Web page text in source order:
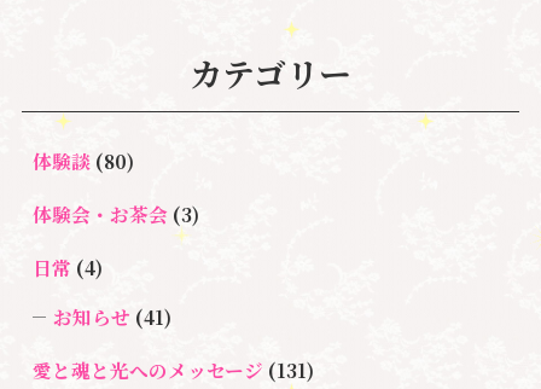
#湘南心の森セラピールーム
#自分と向き合う #自分軸 #親子のトラウマ
心のよりどころ 新着情報
アセンション
＃エンジェルオラク
ルカード ＃ハイヤーセルフ
ックバスター
スター養成講座
＃宇宙ママももこ
カテゴリー
体験談(80)
体験会・お茶会(3)
日常 (4)
お知らせ (41)
愛と魂と光へのメッセージ (131)